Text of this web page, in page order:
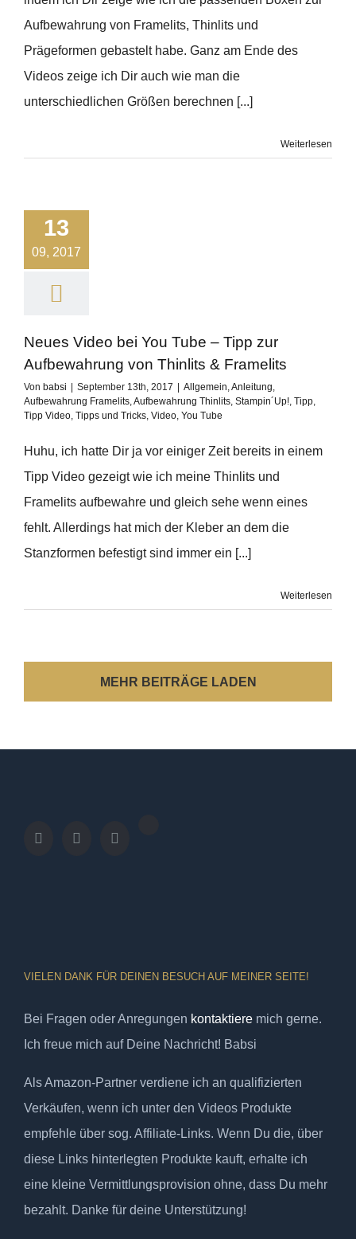
Aufbewahrung von Framelits, Thinlits und
Prägeformen gebastelt habe. Ganz am Ende des
Videos zeige ich Dir auch wie man die
unterschiedlichen Größen berechnen [...]
Weiterlesen
13
09, 2017
Neues Video bei You Tube – Tipp zur
Aufbewahrung von Thinlits & Framelits
Von babsi September 13th, 2017 Allgemein,Anleitung,
Aufbewahrung Framelits,Aufbewahrung Thinlits, Stampin´Up!, Tipp,
Tipp Video, Tipps und Tricks, Video, You Tube
Huhu, ich hatte Dir ja vor einiger Zeit bereits in einem
Tipp Video gezeigt wie ich meine Thinlits und
Framelits aufbewahre und gleich sehe wenn eines
fehlt. Allerdings hat mich der Kleber an dem die
Stanzformen befestigt sind immer ein [...]
Weiterlesen
MEHR BEITRÄGE LADEN
VIELEN DANK FÜR DEINEN BESUCH AUF MEINER SEITE!
Bei Fragen oder Anregungen kontaktiere mich gerne.
Ich freue mich auf Deine Nachricht! Babsi
Als Amazon-Partner verdiene ich an qualifizierten
Verkäufen, wenn ich unter den Videos Produkte
empfehle über sog. Affiliate-Links. Wenn Du die, über
diese Links hinterlegten Produkte kauft, erhalte ich
eine kleine Vermittlungsprovision ohne, dass Du mehr
bezahlt. Danke für deine Unterstützung!